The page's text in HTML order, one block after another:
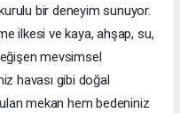
bir deneyim sunuyor.
ilkesi ve kaya, ahşap, su,
mevsimsel
havası gibi doğal
mekan hem bedeniniz